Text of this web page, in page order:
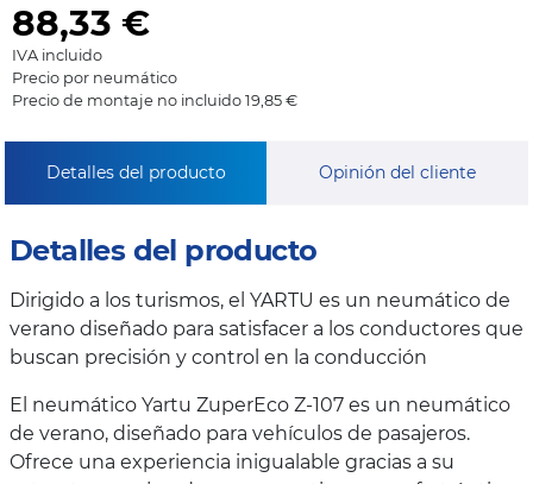
88,33 €
IVA incluido
Precio por neumático
Precio de montaje no incluido 19,85 €
Detalles del producto Opinión del cliente
Detalles del producto
Dirigido a los turismos, el YARTU es un neumático de
verano diseñado para satisfacer a los conductores que
buscan precisión y control en la conducción
El neumático Yartu ZuperEco Z-107 es un neumático
de verano, diseñado para vehículos de pasajeros.
Ofrece una experiencia inigualable gracias a su